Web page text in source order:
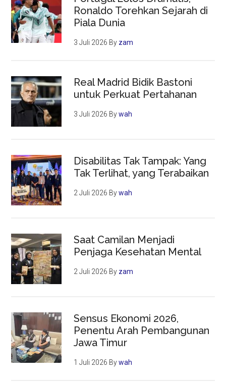
Ronaldo Torehkan Sejarah di
Piala Dunia
3 Juli 2026 By zam
Real Madrid Bidik Bastoni
untuk Perkuat Pertahanan
3 Juli 2026 Bywah
Disabilitas Tak Tampak: Yang
Tak Terlihat, yang Terabaikan
2 Juli 2026 Bywah
Saat Camilan Menjadi
Penjaga Kesehatan Mental
2 Juli 2026 By zam
Sensus Ekonomi 2026,
Penentu Arah Pembangunan
Jawa Timur
1 Juli 2026 Bywah